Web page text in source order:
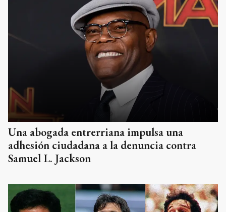
Una abogada entrerriana impulsa una
adhesión ciudadana a la denuncia contra
Samuel L. Jackson